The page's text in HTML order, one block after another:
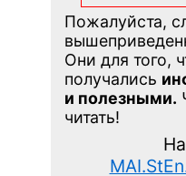
Пожалуйста,
Они для того,
получались
и полезными.
читать!